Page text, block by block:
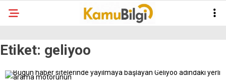
Etiket: geliyoo